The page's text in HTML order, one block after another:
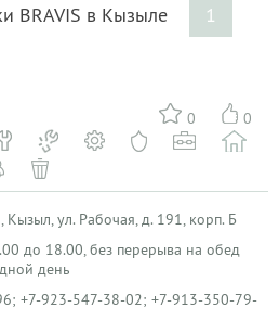
BRAVIS в Кызыле
1
0 0
Кызыл, ул. Рабочая, д. 191, корп. Б
до 18.00, без перерыва на обед
день
+7-923-547-38-02; +7-913-350-79-